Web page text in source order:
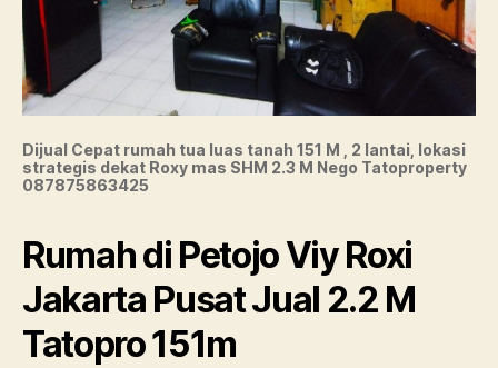
Dijual Cepat rumah tua luas tanah 151 M , 2 lantai, lokasi
strategis dekat Roxy mas SHM 2.3 M Nego Tatoproperty
087875863425
Rumah di Petojo Viy Roxi
Jakarta Pusat Jual 2.2 M
Tatopro 151m